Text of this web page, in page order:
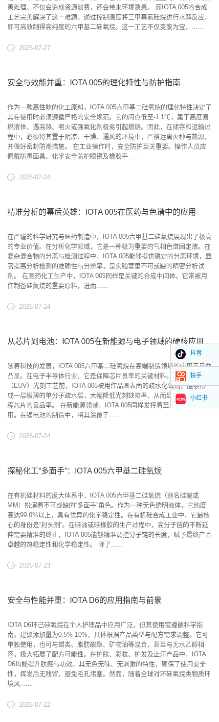
善处理，不仅会造成资源浪费，还会带来环境隐患。 而IOTA 005的合成
工艺完美解决了这一难题。通过控制温度将三甲基氯硅烷进行水解反应，
即可高效制得高纯度的六甲基二硅氧烷。这一工艺不仅变废为宝，......
2026-07-27
安全与效能并重：IOTA 005的理化特性与防护指南
作为一款高性能的化工原料，IOTA 005六甲基二硅氧烷的理化特性决定了
其在使用时必须遵循严格的安全规范。它的闪点低至-1.1℃，属于高度易
燃液体，遇高热、明火或强氧化剂极易引起燃烧。因此，在储存和运输过
程中，必须将其置于阴凉、干燥、通风的环境中，严格远离火种与热源，
并做好密封防潮措施。 在工业操作时，安全防护至关重要。操作人员应
佩戴防毒面具、化学安全防护眼镜及橡胶手......
2026-07-24
精准分析的幕后英雄：IOTA 005在医药与色谱中的应用
在严谨的科学研究与医药制造中，IOTA 005六甲基二硅氧烷展现出了极高
的专业价值。在分析化学领域，它是一种极为重要的气相色谱固定液。在
复杂混合物的分离与检测过程中，IOTA 005能够提供稳定的分离环境，显
著提高分析检测的准确性与分辨率，是实验室里不可或缺的精密分析试
剂。 在医药化工生产中，IOTA 005同样是关键的合成中间体。它常被用
作制备硅氮烷的重要原料，进而......
2026-07-24
从芯片到电池：IOTA 005在新能源与电子领域的硬核应用
随着科技的发展，IOTA 005六甲基二硅氧烷在高端制造领域的应用正日益
凸显。在电子半导体行业，它是保障芯片良率的关键材料。在极紫外
（EUV）光刻工艺前，IOTA 005被用作晶圆表面的疏水化试剂，能够形
成一层极薄的单分子疏水层，大幅降低光刻缺陷率，从而显著提升先进制
程芯片的良品率。 在新能源领域，IOTA 005同样发挥着至关重要的作
用。在锂电池的制造中，将其涂覆于......
2026-07-24
探秘化工“多面手”：IOTA 005六甲基二硅氧烷
在有机硅材料的庞大体系中，IOTA 005六甲基二硅氧烷（别名硅醚或
MM）扮演着不可或缺的“多面手”角色。作为一种无色透明液体，它纯度
高达99.0%以上，具有优异的化学稳定性。在有机硅合成工业中，它最核
心的身份是“封头剂”。在硅油或硅橡胶的生产过程中，高分子链的不断延
伸需要精准的终止，IOTA 005能够精准调控分子链的长度，赋予最终产品
卓越的热稳定性和化学稳定性。 除了......
2026-07-23
安全与性能并重：IOTA D6的应用指南与前景
IOTA D6环己硅氧烷在个人护理品中应用广泛，但其使用需遵循科学指
南。建议添加量为0.5%-10%，具体根据产品类型与配方需求调整。它可
单独使用，也可与蜡类、脂肪酸酯、矿物油等混合，甚至与无水乙醇相
容，极大拓展了配方可能性。在护肤、彩妆、护发及止汗产品中，IOTA
D6均能提升肤感与功效。其无色无味、无刺激的特性，确保了使用安全
性，挥发后无残留，避免毛孔堵塞。然而，随着全球对环硅氧烷类物质环
境风......
2026-07-22
抖音
快手
小红书